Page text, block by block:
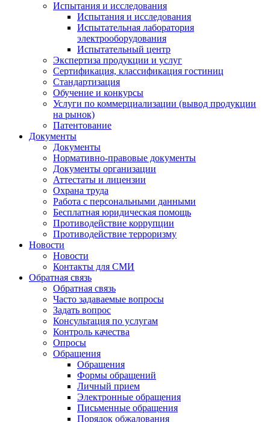
Испытания и исследования
Испытания и исследования
Испытательная лаборатория
электрооборудования
Испытательный центр
Экспертиза продукции и услуг
Сертификация, классификация гостиниц
Стандартизация
Обучение и конкурсы
Услуги по коммерциализации (вывод продукции
на рынок)
Патентование
Документы
Документы
Нормативно-правовые документы
Документы организации
Аттестаты и лицензии
Охрана труда
Работа с персональными данными
Бесплатная юридическая помощь
Противодействие коррупции
Противодействие терроризму
Новости
Новости
Контакты для СМИ
Обратная связь
Обратная связь
Часто задаваемые вопросы
Задать вопрос
Консультация по услугам
Контроль качества
Опросы
Обращения
Обращения
Формы обращений
Личный прием
Электронные обращения
Письменные обращения
Порядок обжалования